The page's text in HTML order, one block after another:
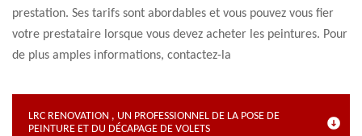
prestation. Ses tarifs sont abordables et vous pouvez vous fier
votre prestataire lorsque vous devez acheter les peintures. Pour
de plus amples informations, contactez-la
LRC RENOVATION , UN PROFESSIONNEL DE LA POSE DE
PEINTURE ET DU DÉCAPAGE DE VOLETS